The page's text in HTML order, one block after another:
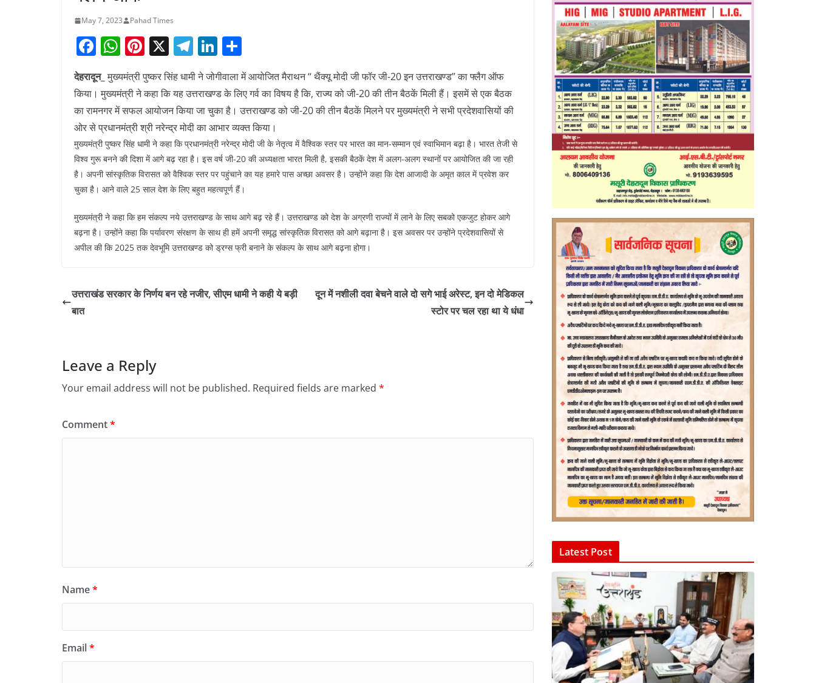
May 7, 2023 Pahad Times
F
c
e
b
o
o
k
W
h
at
s
A
p
p
Pi
er
e
st
X T
el
e
gr
a
m
Li
n
k
e
dI
n
h
ar
e
देहरादून_ मुख्यमंत्री पुष्कर सिंह धामी ने जोगीवाला में आयोजित मैराथन ‘‘ थैंक्यू मोदी जी फॉर जी-20 इन उत्तराखण्ड’’ का फ्लैग ऑफ
किया। मुख्यमंत्री ने कहा कि यह उत्तराखण्ड के लिए गर्व का विषय है कि, राज्य को जी-20 की तीन बैठकें मिली हैं। इसमें से एक बैठक
का रामनगर में सफल आयोजन किया जा चुका है। उत्तराखण्ड को जी-20 की तीन बैठकें मिलने पर मुख्यमंत्री ने सभी प्रदेशवासियों की
ओर से प्रधानमंत्री श्री नरेन्द्र मोदी का आभार व्यक्त किया।
मुख्यमंत्री पुष्कर सिंह धामी ने कहा कि प्रधानमंत्री नरेन्द्र मोदी जी के नेतृत्व में वैश्विक स्तर पर भारत का मान-सम्मान एवं स्वाभिमान बढ़ा है। भारत तेजी से
विश्व गुरू बनने की दिशा में आगे बढ़ रहा है। इस वर्ष जी-20 की अध्यक्षता भारत मिली है, इसकी बैठकें देश में अलग-अलग स्थानों पर आयोजित की जा रही
है। अपनी सांस्कृतिक विरासत को वैश्विक स्तर पर पहुंचाने का यह हमारे पास अच्छा अवसर है। उन्होंने कहा कि देश आजादी के अमृत काल में प्रवेश कर
चुका है। आने वाले 25 साल देश के लिए बहुत महत्वपूर्ण हैं।
मुख्यमंत्री ने कहा कि हम संकल्प नये उत्तराखण्ड के साथ आगे बढ़ रहे हैं। उत्तराखण्ड को देश के अग्रणी राज्यों में लाने के लिए सबको एकजुट होकर आगे
बढ़ना है। उन्होंने कहा कि पर्यावरण संरक्षण के साथ ही हमें अपनी समृद्ध सांस्कृतिक विरासत को आगे बढ़ाना है। इस अवसर पर उन्होंने प्रदेशवासियों से
अपील की कि 2025 तक देवभूमि उत्तराखण्ड को ड्रग्स फ्री बनाने के संकल्प के साथ आगे बढ़ना होगा।
उत्तराखंड सरकार के निर्णय बन रहे नजीर, सीएम धामी ने कही ये बड़ी
बात
दून में नशीली दवा बेचने वाले दो सगे भाई अरेस्ट, इन दो मेडिकल
स्टोर पर चल रहा था ये धंधा
Leave a Reply
Your email address will not be published. Required fields are marked *
Comment*
Name*
Email*
Latest Post